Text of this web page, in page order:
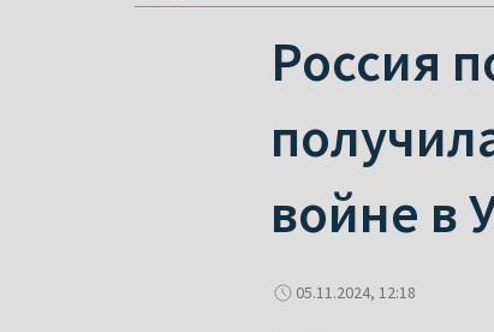
Россия
войне в
05.11.2024, 12:18